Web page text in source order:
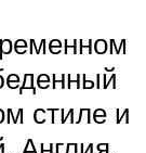
стиле и